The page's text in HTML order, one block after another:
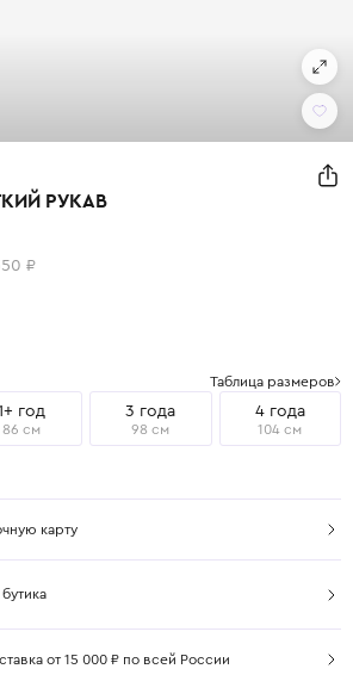
РУКАВ
₽
Таблица размеров
год
86 см
3 года
98 см
4 года
104 см
карту
от 15 000 ₽ по всей России